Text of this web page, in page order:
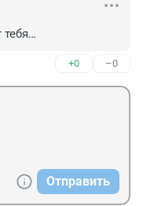
+0 –0
Отправить